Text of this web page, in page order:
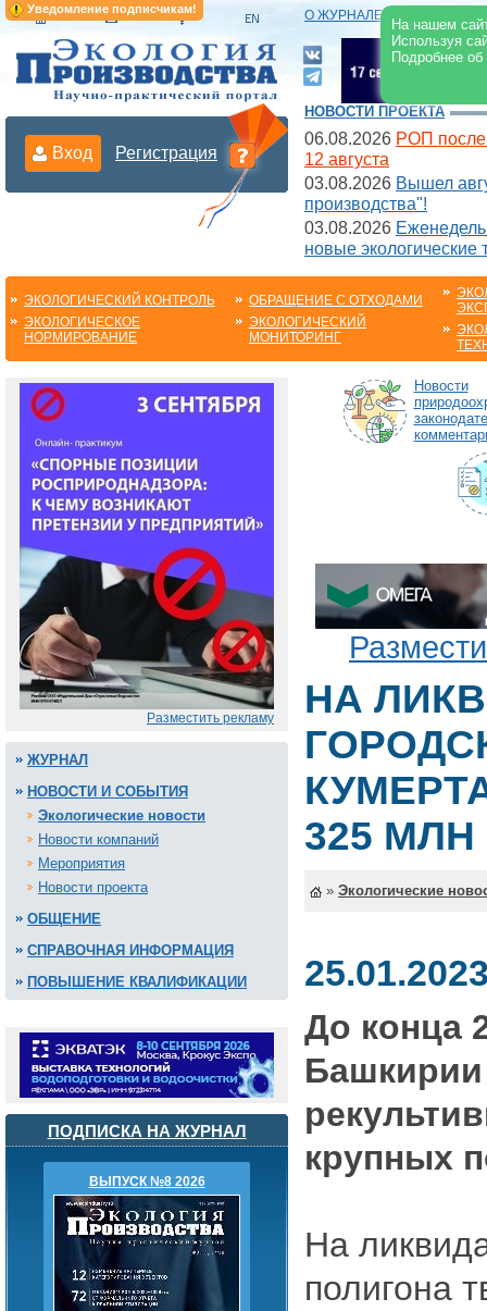
Уведомление подписчикам!
На нашем
Используя
Подробнее
О ЖУРНАЛЕ |
Вход Регистрация
НОВОСТИ ПРОЕКТА
06.08.2026 РОП после
12 августа
03.08.2026 Вышел
производства"!
03.08.2026
новые экологические
ЭКОЛОГИЧЕСКИЙ КОНТРОЛЬ
ЭКОЛОГИЧЕСКОЕ
НОРМИРОВАНИЕ
ОБРАЩЕНИЕ С ОТХОДАМИ
ЭКОЛОГИЧЕСКИЙ
МОНИТОРИНГ
Разместить рекламу
ЖУРНАЛ
НОВОСТИ И СОБЫТИЯ
Экологические новости
Новости компаний
Мероприятия
Новости проекта
ОБЩЕНИЕ
СПРАВОЧНАЯ ИНФОРМАЦИЯ
ПОВЫШЕНИЕ КВАЛИФИКАЦИИ
ПОДПИСКА НА ЖУРНАЛ
ВЫПУСК №8 2026
Новости
НА
325
» Экологические
До конца
крупных
На
полигона